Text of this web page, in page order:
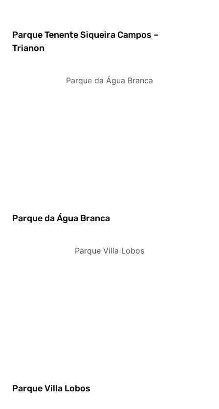
Parque Tenente Siqueira Campos –
Trianon
Parque da Água Branca
Parque da Água Branca
Parque Villa Lobos
Parque Villa Lobos